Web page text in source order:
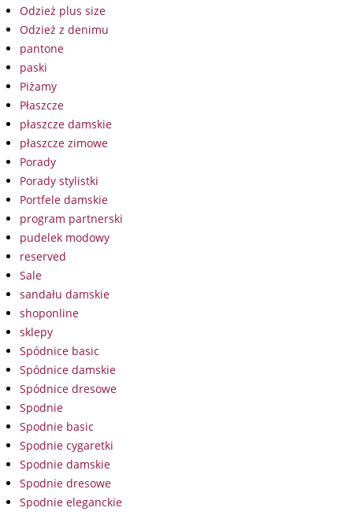
Odzież plus size
Odzież z denimu
pantone
paski
Piżamy
Płaszcze
płaszcze damskie
płaszcze zimowe
Porady
Porady stylistki
Portfele damskie
program partnerski
pudelek modowy
reserved
Sale
sandału damskie
shoponline
sklepy
Spódnice basic
Spódnice damskie
Spódnice dresowe
Spodnie
Spodnie basic
Spodnie cygaretki
Spodnie damskie
Spodnie dresowe
Spodnie eleganckie